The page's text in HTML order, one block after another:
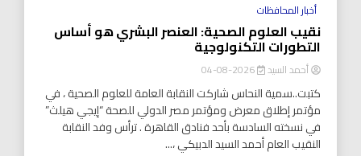
أخبار المحافظات
نقيب العلوم الصحية: العنصر البشري هو أساس
التطورات التكنولوجية
أحمد السيد 2026-08-04
كتبت..سمية النحاس شاركت النقابة العامة للعلوم الصحية ، في
مؤتمر إطلاق معرض ومؤتمر مصر الدولي للصحة “إيجي هيلث”
في نسخته السادسة بأحد فنادق القاهرة . ترأس وفد النقابة
النقيب العام أحمد السيد الدبيكي ،...